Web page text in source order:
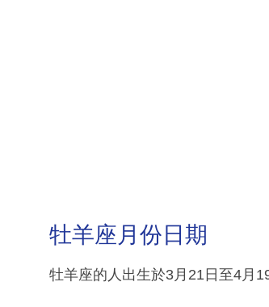
牡羊座月份日期
牡羊座的人出生於3月21日至4月